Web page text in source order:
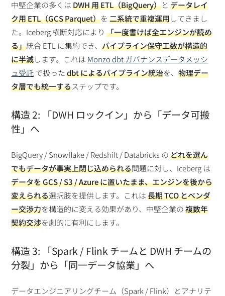
中堅企業の多くはDWH 用 ETL（BigQuery）とデータレイ
ク用 ETL（GCS Parquet）を二系統で重複運用してきまし
た。Iceberg 横断対応により「一度書けば全エンジンが読め
る」統合 ETL に集約でき、パイプライン保守工数が構造的
に半減します。これは Monzo dbt ガバナンスデータメッシ
ュ受託で扱ったdbt によるパイプライン統治を、物理デー
タ層でも統一するステップです。
構造 2: 「DWH ロックイン」から「データ可搬
性」へ
BigQuery / Snowflake / Redshift / Databricks のどれを選ん
でもデータが事実上閉じ込められる問題に対し、Iceberg は
データを GCS / S3 / Azure に置いたまま、エンジンを後から
変えられる選択肢を提供します。これは長期 TCO とベンダ
ー交渉力を構造的に変える効果があり、中堅企業の複数年
契約交渉を劇的に有利にします。
構造 3: 「Spark / Flink チームと DWH チームの
分裂」から「同一データ協業」へ
データエンジニアリングチーム（Spark / Flink）とアナリテ